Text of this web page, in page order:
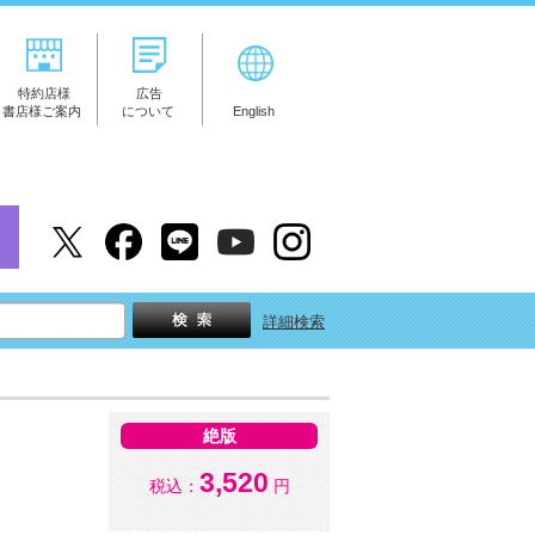
特約店様
書店様ご案内
広告
について
English
詳細検索
絶版
税込： 3,520 円